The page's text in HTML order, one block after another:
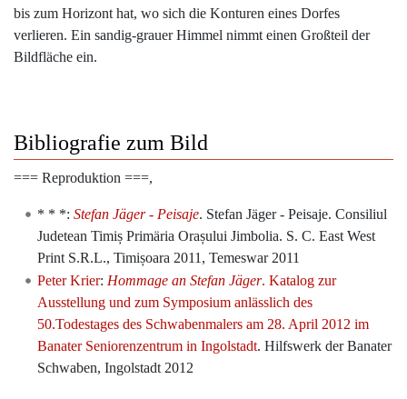
bis zum Horizont hat, wo sich die Konturen eines Dorfes
verlieren. Ein sandig-grauer Himmel nimmt einen Großteil der
Bildfläche ein.
Bibliografie zum Bild
=== Reproduktion ===,
* * *: Stefan Jäger - Peisaje. Stefan Jäger - Peisaje. Consiliul
Judetean Timiș Primäria Orașului Jimbolia. S. C. East West
Print S.R.L., Timișoara 2011, Temeswar 2011
Peter Krier: Hommage an Stefan Jäger. Katalog zur
Ausstellung und zum Symposium anlässlich des
50.Todestages des Schwabenmalers am 28. April 2012 im
Banater Seniorenzentrum in Ingolstadt. Hilfswerk der Banater
Schwaben, Ingolstadt 2012